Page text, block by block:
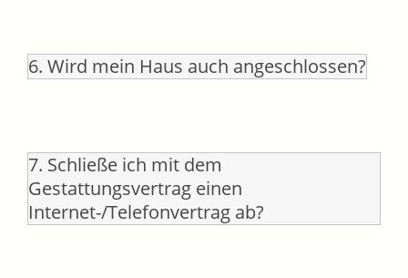
6. Wird mein Haus auch angeschlossen?
7. Schließe ich mit dem
Gestattungsvertrag einen
Internet-/Telefonvertrag ab?